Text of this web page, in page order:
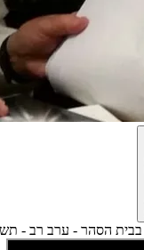
בבית הסהר - ערב רב -